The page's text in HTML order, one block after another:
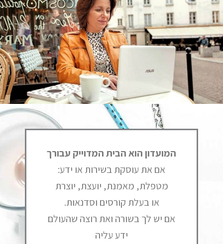
המועדון הוא הבית המדוייק עבורך
אם את עוסקת בשירות או ידע:
מטפלת, מאמנת, יועצת, יוצרת
או בעלת קורסים וסדנאות.
אם יש לך בשורה ואת רוצה שהעולם
ידע עליה